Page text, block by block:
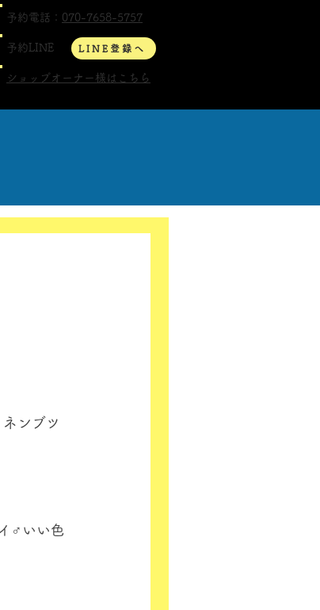
予約電話： 070-7658-5757
予約LINE LINE登録へ
ショップオーナー様はこちら
ンブツ
♂いい色